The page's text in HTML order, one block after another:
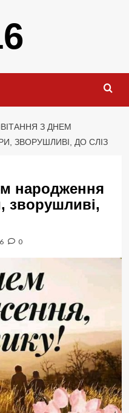
З ДНЕМ
ЗВОРУШЛИВІ, ДО СЛІЗ
народження
зворушливі,
0